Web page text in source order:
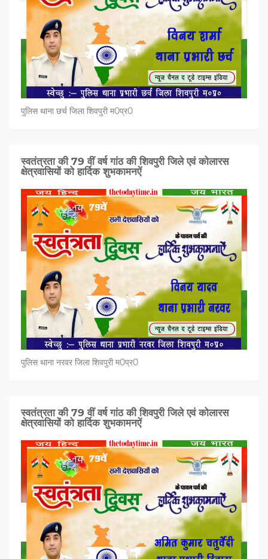
पुलिस थाना छर्च जिला शिवपुरी म0प्र0
स्वतंत्रता की 79 वीं वर्ष गांठ की शिवपुरी जिले एवं कोलारस
क्षेत्रवासियों को हार्दिक शुभकामनऐं
पुलिस थाना नरवर जिला शिवपुरी म0प्र0
स्वतंत्रता की 79 वीं वर्ष गांठ की शिवपुरी जिले एवं कोलारस
क्षेत्रवासियों को हार्दिक शुभकामनऐं